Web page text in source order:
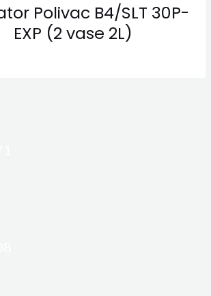
Polivac B4/SLT 30P-
EXP (2 vase 2L)